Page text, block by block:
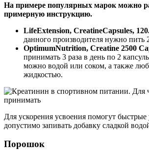
На примере популярных марок можно
примерную инструкцию.
LifeExtension, CreatineCapsules,
данного производителя нужно пить
OptimumNutrition, Creatine 2500
принимать 3 раза в день по 2
можно водой или соком, а также
жидкостью.
Для ускорения усвоения помогут
допустимо запивать добавку сладкой
Порошок